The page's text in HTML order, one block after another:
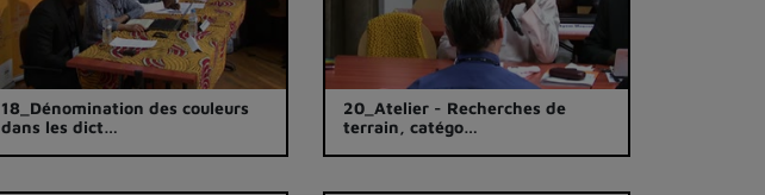
18_Dénomination des couleurs
dans les dict…
20_Atelier - Recherches de
terrain, catégo…